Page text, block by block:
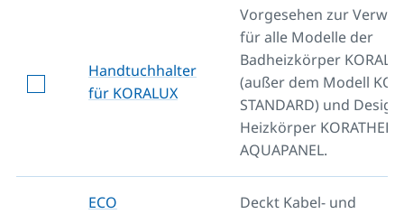
Handtuchhalter
für KORALUX
Vorgesehen zur
für alle Modelle der
Badheizkörper
(außer dem Modell
STANDARD) und
Heizkörper
AQUAPANEL.
ECO
Deckt Kabel- und